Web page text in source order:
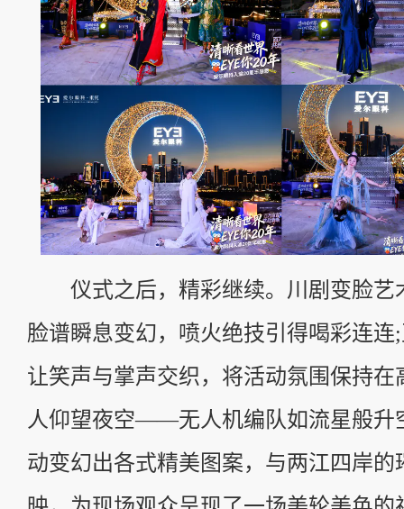
仪式之后，精彩继续。川剧变脸艺
脸谱瞬息变幻，喷火绝技引得喝彩连连
让笑声与掌声交织，将活动氛围保持在
人仰望夜空——无人机编队如流星般升
动变幻出各式精美图案，与两江四岸的